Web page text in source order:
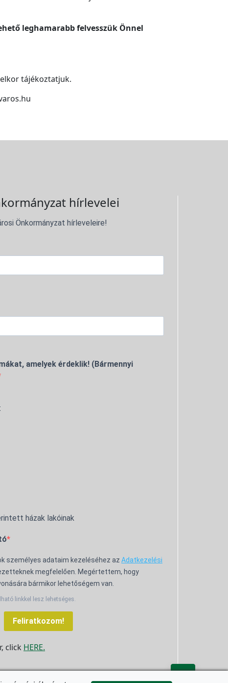
leghamarabb felvesszük Önnel
tájékoztatjuk.
hírlevelei
Önkormányzat hírleveleire!
amelyek érdeklik! (Bármennyi
házak lakóinak
személyes adataim kezeléséhez az Adatkezelési
megfelelően. Megértettem, hogy
bármikor lehetőségem van.
linkkel lesz lehetséges.
Feliratkozom!
click HERE.
